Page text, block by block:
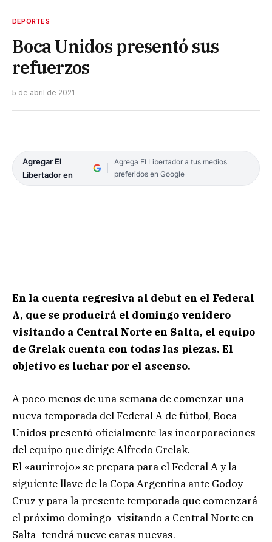
DEPORTES
Boca Unidos presentó sus
refuerzos
5 de abril de 2021
Agregar El
Libertador en
Agrega El Libertador a tus medios
preferidos en Google
En la cuenta regresiva al debut en el Federal
A, que se producirá el domingo venidero
visitando a Central Norte en Salta, el equipo
de Grelak cuenta con todas las piezas. El
objetivo es luchar por el ascenso.
A poco menos de una semana de comenzar una
nueva temporada del Federal A de fútbol, Boca
Unidos presentó oficialmente las incorporaciones
del equipo que dirige Alfredo Grelak.
El «aurirrojo» se prepara para el Federal A y la
siguiente llave de la Copa Argentina ante Godoy
Cruz y para la presente temporada que comenzará
el próximo domingo -visitando a Central Norte en
Salta- tendrá nueve caras nuevas.